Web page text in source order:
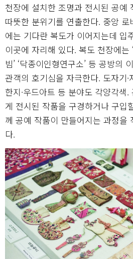
천장에 설치한 조명과 전시된 공예
따뜻한 분위기를 연출한다. 중앙 로
에는 기다란 복도가 이어지는데 입
이곳에 자리해 있다. 복도 천장에는
빔’ ‘닥종이인형연구소’ 등 공방의
관객의 호기심을 자극한다. 도자기·
한지·우드아트 등 분야도 각양각색
게 전시된 작품을 구경하거나 구입
께 공예 작품이 만들어지는 과정을
다.